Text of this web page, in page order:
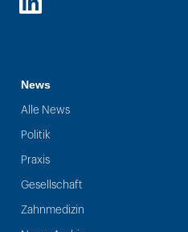
LinkedIn
News
Alle News
Politik
Praxis
Gesellschaft
Zahnmedizin